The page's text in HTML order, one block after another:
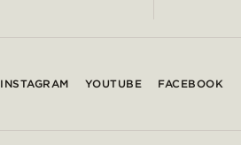
INSTAGRAM YOUTUBE FACEBOOK